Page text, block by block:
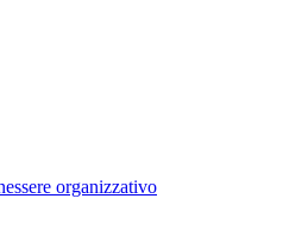
organizzativo